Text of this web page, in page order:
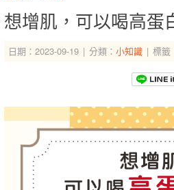
想增肌，可以喝高蛋
日期：2023-09-19 分類： 小知識 標籤